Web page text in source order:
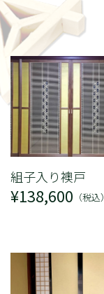
組子入り襖戸
¥138,600 （税込）